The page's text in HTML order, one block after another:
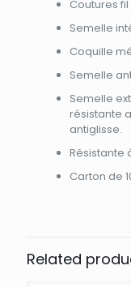
Coutures
Semelle
Coquille
Semelle
Semelle
résistante
antiglisse.
Résistante
Carton de
Related